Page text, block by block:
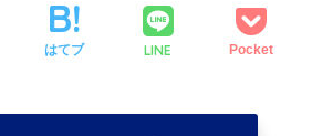
はてブ LINE Pocket